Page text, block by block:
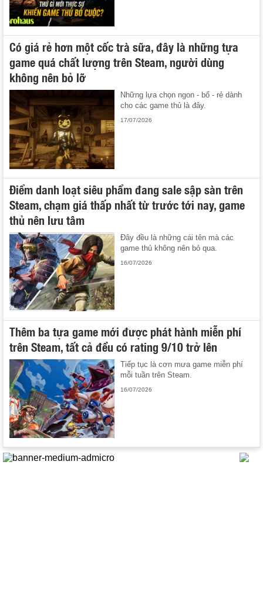
Có giá rẻ hơn một cốc trà sữa, đây là những tựa
game quá chất lượng trên Steam, người dùng
không nên bỏ lỡ
Những lựa chọn ngon - bổ - rẻ dành
cho các game thủ là đây.
17/07/2026
Điểm danh loạt siêu phẩm đang sale sập sàn trên
Steam, chạm giá thấp nhất từ trước tới nay, game
thủ nên lưu tâm
Đây đều là những cái tên mà các
game thủ không nên bỏ qua.
16/07/2026
Thêm ba tựa game mới được phát hành miễn phí
trên Steam, tất cả đều có rating 9/10 trở lên
Tiếp tục là cơn mưa game miễn phí
mỗi tuần trên Steam.
16/07/2026